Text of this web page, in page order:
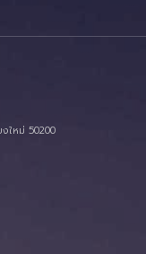
ใหม่ 50200